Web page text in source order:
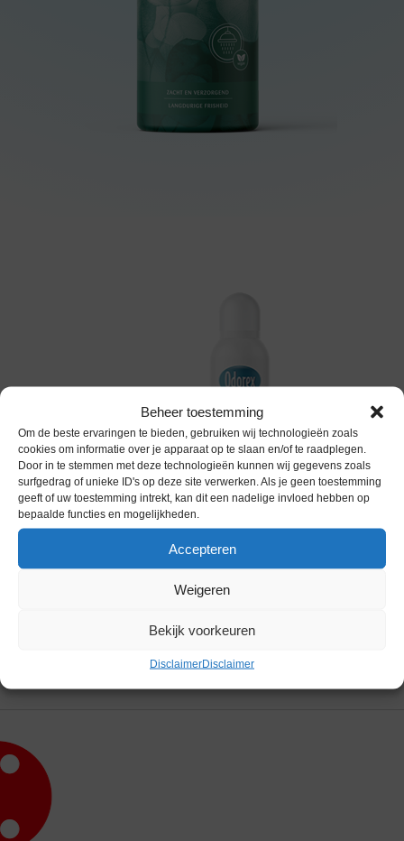
Beheer toestemming
Om de beste ervaringen te bieden, gebruiken wij technologieën zoals
cookies om informatie over je apparaat op te slaan en/of te raadplegen.
Door in te stemmen met deze technologieën kunnen wij gegevens zoals
surfgedrag of unieke ID's op deze site verwerken. Als je geen toestemming
geeft of uw toestemming intrekt, kan dit een nadelige invloed hebben op
bepaalde functies en mogelijkheden.
Accepteren
Weigeren
Bekijk voorkeuren
DisclaimerDisclaimer
verkrijgbaar bij: